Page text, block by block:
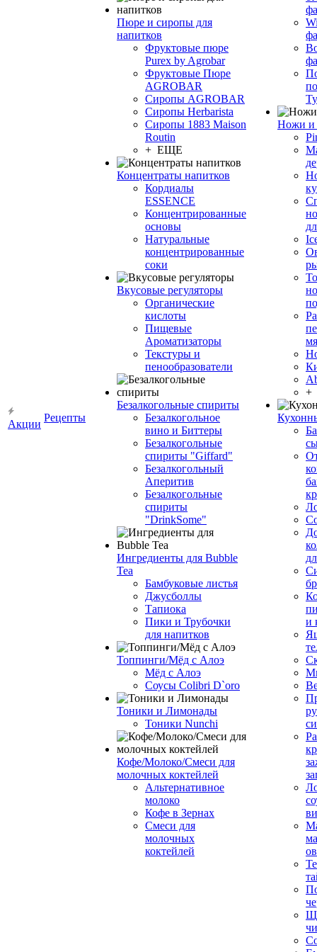
Акции
Рецепты
Пюре и сиропы для
напитков
Фруктовые пюре
Purex by Agrobar
Фруктовые Пюре
AGROBAR
Сиропы AGROBAR
Сиропы Herbarista
Сиропы 1883 Maison
Routin
+ ЕЩЕ
Концентраты напитков
Кордиалы
ESSENCE
Концентрированные
основы
Натуральные
концентрированные
соки
Вкусовые регуляторы
Органические
кислоты
Пищевые
Ароматизаторы
Текстуры и
пенообразователи
Безалкогольные спириты
Безалкогольное
вино и Биттеры
Безалкогольные
спириты "Giffard"
Безалкогольный
Аперитив
Безалкогольные
спириты
"DrinkSome"
Ингредиенты для Bubble
Tea
Бамбуковые листья
Джусболлы
Тапиока
Пики и Трубочки
для напитков
Топпинги/Мёд с Алоэ
Мёд с Алоэ
Соусы Colibri D`oro
Тоники и Лимонады
Тоники Nunchi
Кофе/Молоко/Смеси для
молочных коктейлей
Альтернативное
молоко
Кофе в Зернах
Смеси для
молочных
коктейлей
Ножи и
+
и